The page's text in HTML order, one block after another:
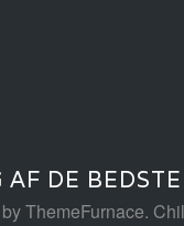
DE
ThemeFurnace.